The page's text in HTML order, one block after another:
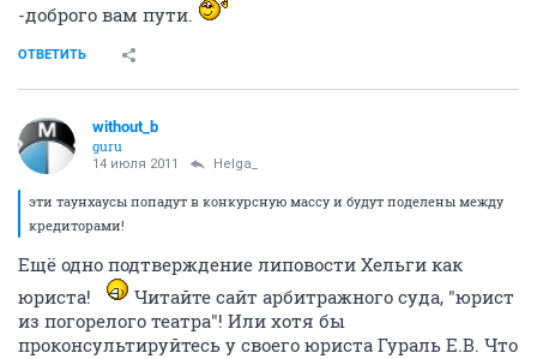
-доброго вам пути.
ОТВЕТИТЬ
without_b
guru
14 июля 2011 Helga_
эти таунхаусы попадут в конкурсную массу и будут поделены между
кредиторами!
Ещё одно подтверждение липовости Хельги как
юриста!
Читайте сайт арбитражного суда, "юрист
из погорелого театра"! Или хотя бы
проконсультируйтесь у своего юриста Гураль Е.В. Что